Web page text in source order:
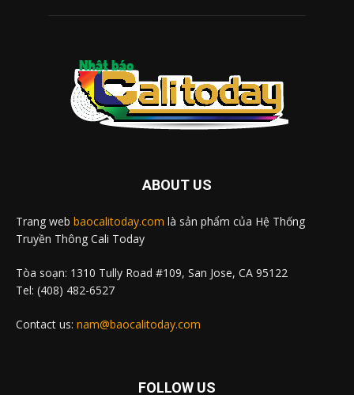
ABOUT US
Trang web baocalitoday.com là sản phẩm của Hệ Thống
Truyền Thông Cali Today
Tòa soạn: 1310 Tully Road #109, San Jose, CA 95122
Tel: (408) 482-6527
Contact us: nam@baocalitoday.com
FOLLOW US